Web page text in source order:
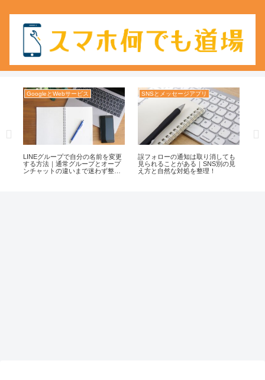
GoogleとWebサービス
LINEグループで自分の名前を変更
する方法｜通常グループとオープ
ンチャットの違いまで迷わず整
SNSとメッセージアプリ
誤フォローの通知は取り消しても
見られることがある｜SNS別の見
え方と自然な対処を整理！